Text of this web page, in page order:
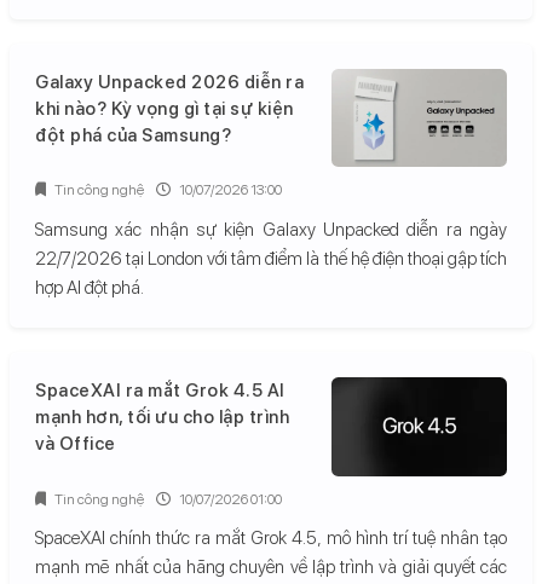
Galaxy Unpacked 2026 diễn ra
khi nào? Kỳ vọng gì tại sự kiện
đột phá của Samsung?
Samsung xác nhận sự kiện Galaxy Unpacked diễn ra ngày
22/7/2026 tại London với tâm điểm là thế hệ điện thoại gập tích
hợp AI đột phá.
Tin công nghệ 10/07/2026 13:00
SpaceXAI ra mắt Grok 4.5 AI
mạnh hơn, tối ưu cho lập trình
và Office
SpaceXAI chính thức ra mắt Grok 4.5, mô hình trí tuệ nhân tạo
mạnh mẽ nhất của hãng chuyên về lập trình và giải quyết các
Tin công nghệ 10/07/2026 01:00